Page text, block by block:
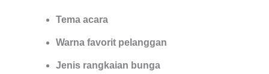
Tema acara
Warna favorit pelanggan
Jenis rangkaian bunga